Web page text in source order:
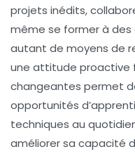
projets inédits,
même se former à
autant de moyens de
une attitude proactive
changeantes permet
opportunités
techniques au
améliorer sa capacité